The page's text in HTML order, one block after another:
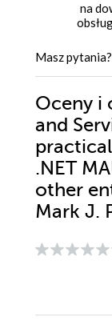
na
Masz
Oceny i
and
.NET
other
Mark J.